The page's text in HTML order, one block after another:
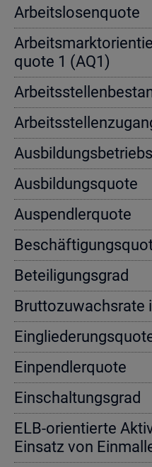
Ar­beits­lo­sen­quo­te
quo­te 1 (AQ1)
Aus­bil­dungs­quo­te
Aus­pend­ler­quo­te
Be­tei­li­gungs­grad
Brut­to­zu­wachs­ra­te
Ein­pend­ler­quo­te
Ein­schal­tungs­grad
ELB-ori­en­tier­te
Ein­satz von